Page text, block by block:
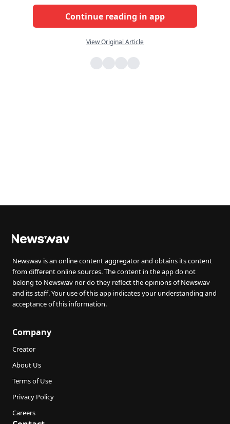
Continue reading in app
View Original Article
Newswav is an online content aggregator and obtains its content
from different online sources. The content in the app do not
belong to Newswav nor do they reflect the opinions of Newswav
and its staff. Your use of this app indicates your understanding and
acceptance of this information.
Company
Creator
About Us
Terms of Use
Privacy Policy
Careers